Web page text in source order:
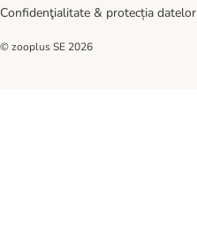
Confidenţialitate & protecția datelor
© zooplus SE 2026